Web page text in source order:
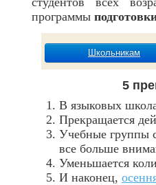
программы
Школьникам
5
В языковых
Прекращается
Учебные группы
все больше
Уменьшается
И наконец,